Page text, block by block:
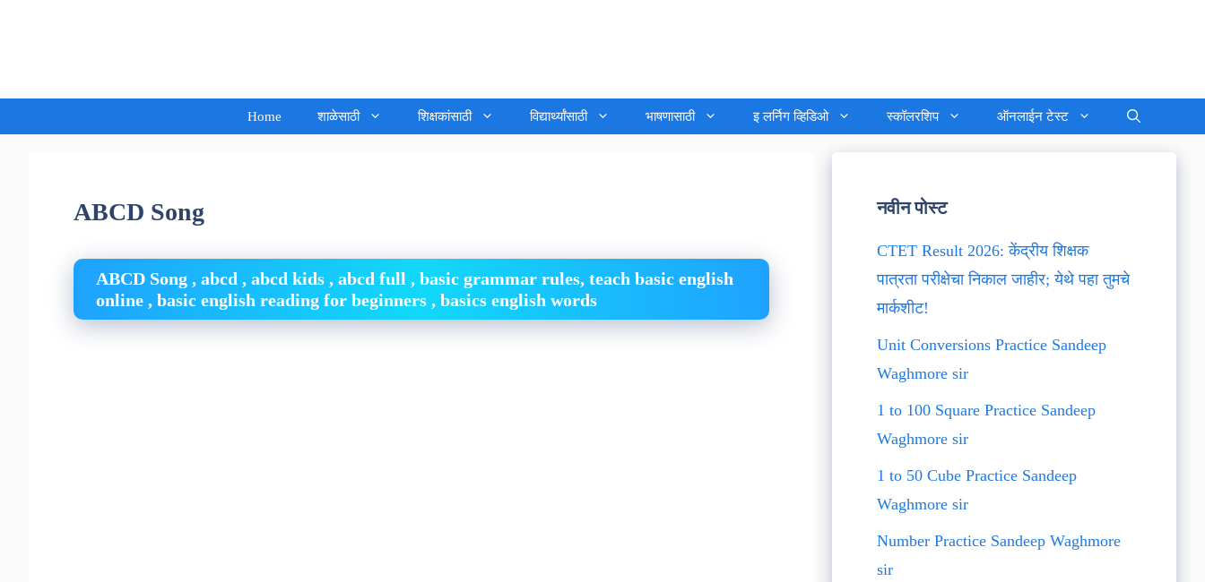
Home शाळेसाठी शिक्षकांसाठी विद्यार्थ्यांसाठी भाषणासाठी इ लर्निग व्हिडिओ स्कॉलरशिप ऑनलाईन टेस्ट
ABCD Song
ABCD Song , abcd , abcd kids , abcd full , basic grammar rules, teach basic english
online , basic english reading for beginners , basics english words
नवीन पोस्ट
CTET Result 2026: केंद्रीय शिक्षक
पात्रता परीक्षेचा निकाल जाहीर; येथे पहा तुमचे
मार्कशीट!
Unit Conversions Practice Sandeep
Waghmore sir
1 to 100 Square Practice Sandeep
Waghmore sir
1 to 50 Cube Practice Sandeep
Waghmore sir
Number Practice Sandeep Waghmore
sir